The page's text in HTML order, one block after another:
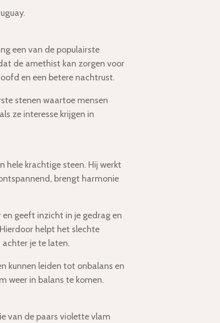
een van de populairste
de amethist kan zorgen voor
en een betere nachtrust.
stenen waartoe mensen
ze interesse krijgen in
hele krachtige steen. Hij werkt
brengt harmonie
geeft inzicht in je gedrag en
helpt het slechte
achter je te laten.
kunnen leiden tot onbalans en
weer in balans te komen.
van de paars violette vlam